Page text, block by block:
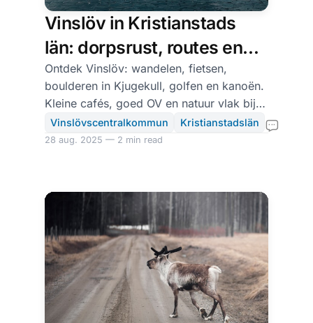
Vinslöv in Kristianstads
län: dorpsrust, routes en
rotsen
Ontdek Vinslöv: wandelen, fietsen,
boulderen in Kjugekull, golfen en kanoën.
Kleine cafés, goed OV en natuur vlak bij
Kristianstad.
Vinslövscentralkommun Kristianstadslän
28 aug. 2025 — 2 min read